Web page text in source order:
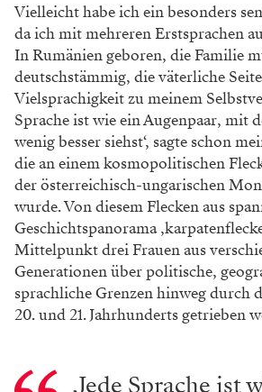
Vielleicht habe ich ein besonders
da ich mit mehreren Erstsprachen
In Rumänien geboren, die Familie
deutschstämmig, die väterliche
Vielsprachigkeit zu meinem
Sprache ist wie ein Augenpaar, mit
wenig besser siehst‘, sagte schon
die an einem kosmopolitischen
der österreichisch-ungarischen
wurde. Von diesem Flecken aus
Geschichtspanorama
Mittelpunkt drei Frauen aus
Generationen über politische,
sprachliche Grenzen hinweg durch
20. und 21. Jahrhunderts getrieben
‚Jede Sprache ist